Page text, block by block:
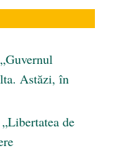
Astăzi, în
de